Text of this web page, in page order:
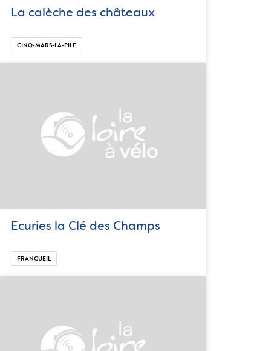
La calèche des châteaux
CINQ-MARS-LA-PILE
Ecuries la Clé des Champs
FRANCUEIL